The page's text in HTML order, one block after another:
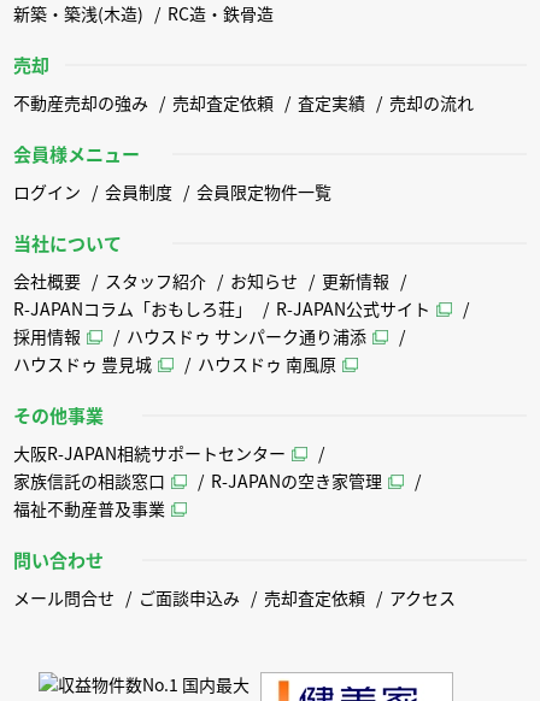
新築・築浅(木造)
RC造・鉄骨造
売却
不動産売却の強み 売却査定依頼 査定実績 売却の流れ
会員様メニュー
ログイン 会員制度 会員限定物件一覧
当社について
会社概要 スタッフ紹介 お知らせ
更新情報
R-JAPANコラム「おもしろ荘」
R-JAPAN公式サイト
採用情報
ハウスドゥ サンパーク通り浦添
ハウスドゥ 豊見城
ハウスドゥ 南風原
その他事業
大阪R-JAPAN相続サポートセンター
家族信託の相談窓口
R-JAPANの空き家管理
福祉不動産普及事業
問い合わせ
メール問合せ ご面談申込み 売却査定依頼 アクセス